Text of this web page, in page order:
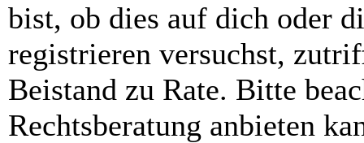
bist, ob dies auf dich oder
registrieren versuchst,
Beistand zu Rate. Bitte
Rechtsberatung anbieten